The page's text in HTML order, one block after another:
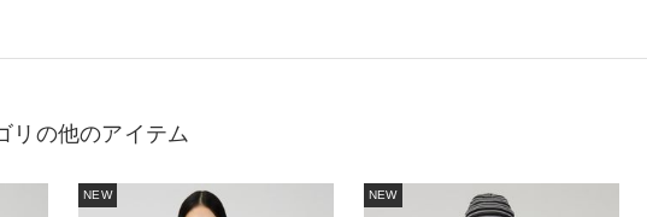
リの他のアイテム
NEW NEW